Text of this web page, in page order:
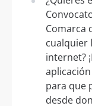
Comarca
cualquier
internet?
para que
desde